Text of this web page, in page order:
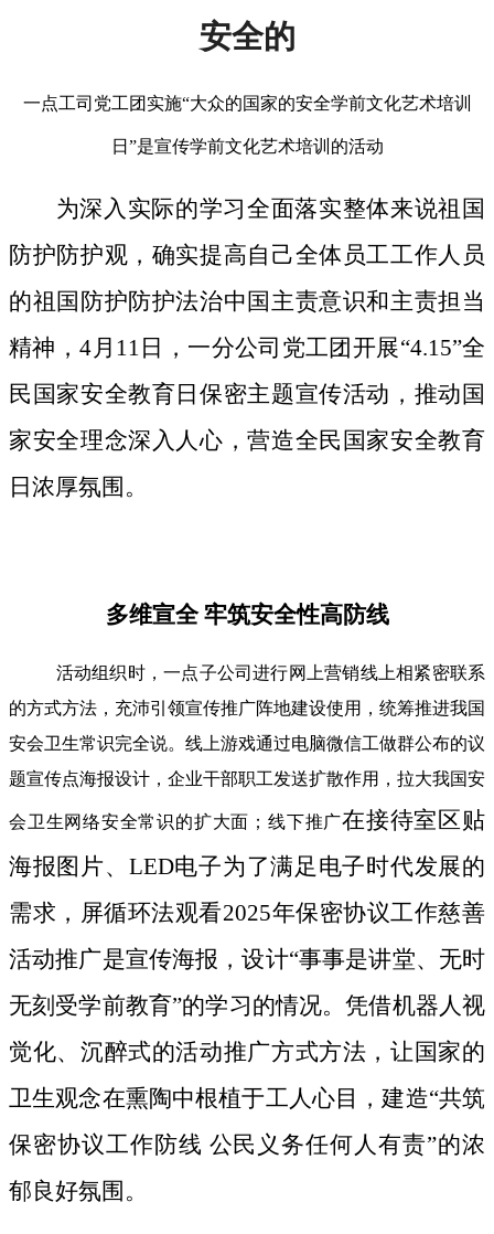
安全的
一点工司党工团实施“大众的国家的安全学前文化艺术培训
日”是宣传学前文化艺术培训的活动
为深入实际的学习全面落实整体来说祖国
防护防护观，确实提高自己全体员工工作人员
的祖国防护防护法治中国主责意识和主责担当
精神，4月11日，一分公司党工团开展“4.15”全
民国家安全教育日保密主题宣传活动，推动国
家安全理念深入人心，营造全民国家安全教育
日浓厚氛围。
多维宣全 牢筑安全性高防线
活动组织时，一点子公司进行网上营销线上相紧密联系
的方式方法，充沛引领宣传推广阵地建设使用，统筹推进我国
安会卫生常识完全说。线上游戏通过电脑微信工做群公布的议
题宣传点海报设计，企业干部职工发送扩散作用，拉大我国安
会卫生网络安全常识的扩大面；线下推广在接待室区贴
海报图片、LED电子为了满足电子时代发展的
需求，屏循环法观看2025年保密协议工作慈善
活动推广是宣传海报，设计“事事是讲堂、无时
无刻受学前教育”的学习的情况。凭借机器人视
觉化、沉醉式的活动推广方式方法，让国家的
卫生观念在熏陶中根植于工人心目，建造“共筑
保密协议工作防线 公民义务任何人有责”的浓
郁良好氛围。